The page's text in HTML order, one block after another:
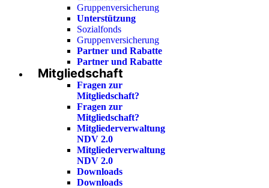
Gruppenversicherung
Unterstützung
Sozialfonds
Gruppenversicherung
Partner und Rabatte
Partner und Rabatte
Mitgliedschaft
Fragen zur
Mitgliedschaft?
Fragen zur
Mitgliedschaft?
Mitgliederverwaltung
NDV 2.0
Mitgliederverwaltung
NDV 2.0
Downloads
Downloads